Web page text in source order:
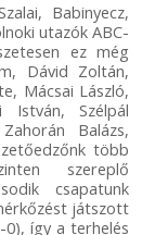
Babinyecz,
utazók ABC-
ez még
Dávid Zoltán,
Mácsai László,
István, Szélpál
Balázs,
több
szereplő
csapatunk
játszott
0), így a terhelés